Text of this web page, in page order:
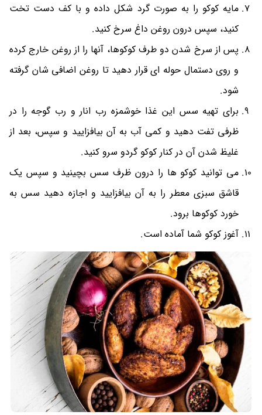
مایه کوکو را به صورت گرد شکل داده و با کف دست تخت
کنید، سپس درون روغن داغ سرخ کنید.
پس از سرخ شدن دو طرف کوکوها، آنها را از روغن خارج کرده
و روی دستمال حوله ای قرار دهید تا روغن اضافی شان گرفته
شود.
برای تهیه سس این غذا خوشمزه رب انار و رب گوجه را در
ظرفی تفت دهید و کمی آب به آن بیافزایید و سپس، بعد از
غلیظ شدن آن در کنار کوکو گردو سرو کنید.
می توانید کوکو ها را درون ظرف سس بچینید و سپس یک
قاشق سبزی معطر را به آن بیافزایید و اجازه دهید سس به
خورد کوکوها برود.
آغوز کوکو شما آماده است.